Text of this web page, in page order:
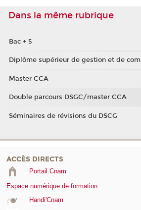
Dans la même rubrique
Bac + 5
Diplôme supérieur de gestion et de
Master CCA
Double parcours DSGC/master CCA
Séminaires de révisions du DSCG
ACCÈS DIRECTS
Portail Cnam
Espace numérique de formation
Handi'Cnam